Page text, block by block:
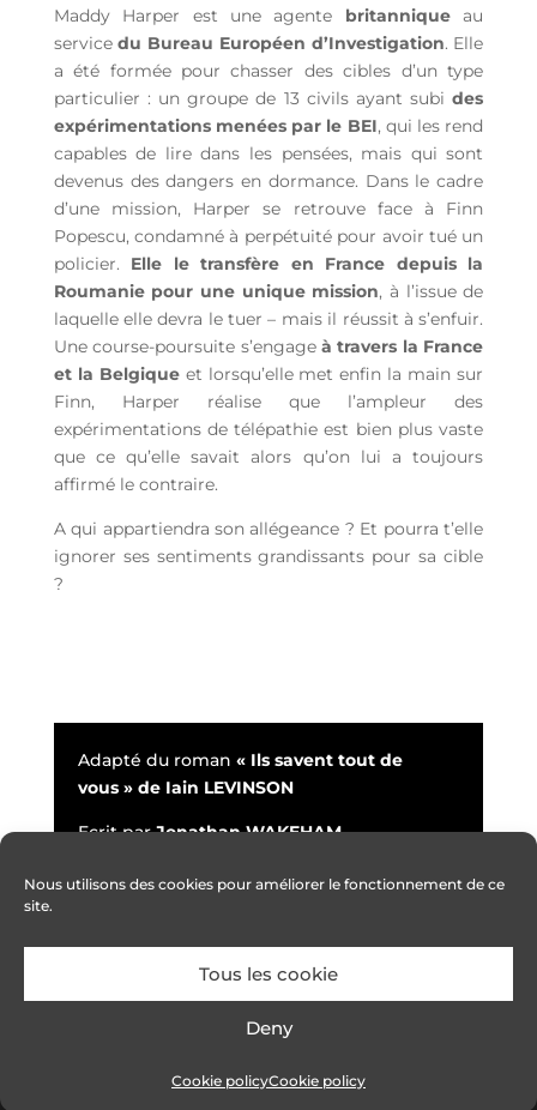
Nous utilisons des cookies pour améliorer le fonctionnement de ce
site.
Tous les cookie
Deny
Cookie policyCookie policy
Maddy Harper est une agente britanniqueau
servicedu Bureau Européen d’Investigation. Elle
a été formée pour chasser des cibles d’un type
particulier : un groupe de 13 civils ayant subides
expérimentations menées par le BEI, qui les rend
capables de lire dans les pensées, mais qui sont
devenus des dangers en dormance. Dans le cadre
d’une mission, Harper se retrouve face à Finn
Popescu, condamné à perpétuité pour avoir tué un
policier. Elle le transfère en France depuis la
Roumanie pour une unique mission, à l’issue de
laquelle elle devra le tuer – mais il réussit à s’enfuir.
Une course-poursuite s’engage à travers la France
et la Belgiqueet lorsqu’elle met enfin la main sur
Finn, Harper réalise que l’ampleur des
expérimentations de télépathie est bien plus vaste
que ce qu’elle savait alors qu’on lui a toujours
affirmé le contraire.
A qui appartiendra son allégeance ? Et pourra t’elle
ignorer ses sentiments grandissants pour sa cible
?
Adapté du roman « Ils savent tout de
vous » de Iain LEVINSON
Ecrit parJonathan WAKEHAM
Série 6×52′ – en développement
ııı CONTACT +33 1 42 56 98
Cookie policy